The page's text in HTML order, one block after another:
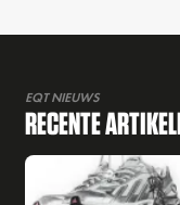
EQT NIEUWS
RECENTE